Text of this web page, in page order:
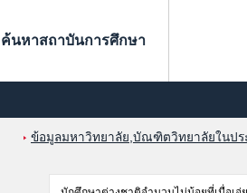
ค้นหาสถาบันการศึกษา
ข้อมูลมหาวิทยาลัย,บัณฑิตวิทยาลัยในปร